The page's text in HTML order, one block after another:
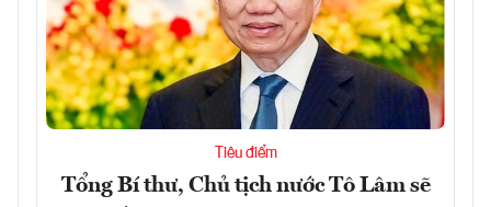
Tiêu điểm
Tổng Bí thư, Chủ tịch nước Tô Lâm sẽ